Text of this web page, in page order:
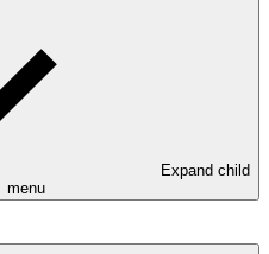
Expand child
menu